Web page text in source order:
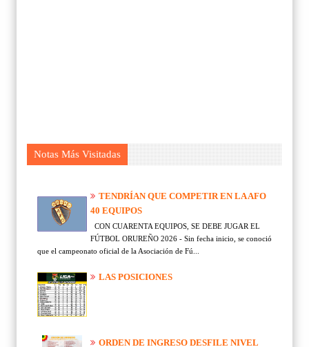
Notas Más Visitadas
TENDRÍAN QUE COMPETIR EN LA AFO
40 EQUIPOS
CON CUARENTA EQUIPOS, SE DEBE JUGAR EL
FÚTBOL ORUREÑO 2026 - Sin fecha inicio, se conoció
que el campeonato oficial de la Asociación de Fú...
LAS POSICIONES
ORDEN DE INGRESO DESFILE NIVEL